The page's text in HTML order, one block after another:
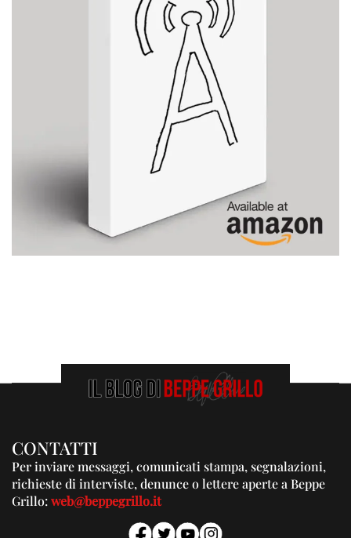
CONTATTI
Per inviare messaggi, comunicati stampa, segnalazioni,
richieste di interviste, denunce o lettere aperte a Beppe
Grillo:web@beppegrillo.it